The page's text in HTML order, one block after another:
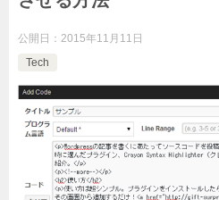
公開日： 2015年11月11日
Tech